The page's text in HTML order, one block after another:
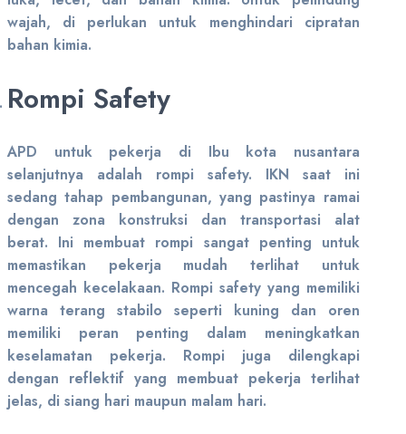
wajah, di perlukan untuk menghindari cipratan
bahan kimia.
Rompi Safety
APD untuk pekerja di Ibu kota nusantara
selanjutnya adalah rompi safety. IKN saat ini
sedang tahap pembangunan, yang pastinya ramai
dengan zona konstruksi dan transportasi alat
berat. Ini membuat rompi sangat penting untuk
memastikan pekerja mudah terlihat untuk
mencegah kecelakaan. Rompi safety yang memiliki
warna terang stabilo seperti kuning dan oren
memiliki peran penting dalam meningkatkan
keselamatan pekerja. Rompi juga dilengkapi
dengan reflektif yang membuat pekerja terlihat
jelas, di siang hari maupun malam hari.